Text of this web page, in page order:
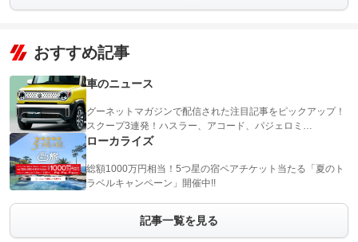
おすすめ記事
車のニュース
グーネットマガジンで配信された注目記事をピックアップ！
スクープ3連発！ハスラー、アコード、パジェロミ…
ローカライズ
総額1000万円相当！5つ星の宿ペアチケット当たる「夏のト
ラベルキャンペーン」開催中!!
記事一覧を見る